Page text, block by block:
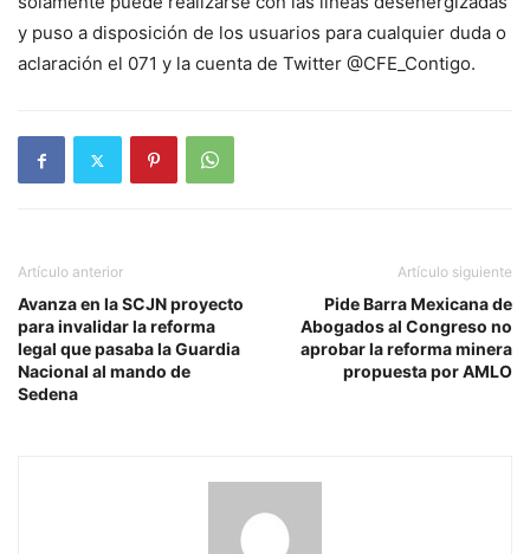
y puso a disposición de los usuarios para cualquier duda o
aclaración el 071 y la cuenta de Twitter @CFE_Contigo.
Artículo anterior
Avanza en la SCJN proyecto
para invalidar la reforma
legal que pasaba la Guardia
Nacional al mando de
Sedena
Artículo siguiente
Pide Barra Mexicana de
Abogados al Congreso no
aprobar la reforma minera
propuesta por AMLO